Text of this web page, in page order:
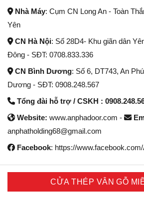
Nhà Máy: Cụm CN Long An - Toàn
Yên
CN Hà Nội: Số 28D4- Khu giãn dân
Đông - SĐT: 0708.833.336
CN Bình Dương: Số 6, DT743, An
Dương - SĐT: 0908.248.567
Tổng đài hỗ trợ / CSKH :
Website: www.anphadoor.com -
anphatholding68@gmail.com
Facebook: https://
CỬA THÉP VÂN GỖ